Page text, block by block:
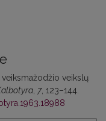
veiksmažodžio veikslų
, 7, 123–144.